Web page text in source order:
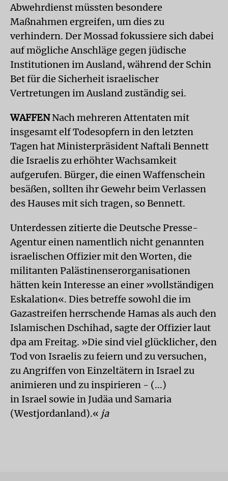
Abwehrdienst müssten besondere
Maßnahmen ergreifen, um dies zu
verhindern. Der Mossad fokussiere sich dabei
auf mögliche Anschläge gegen jüdische
Institutionen im Ausland, während der Schin
Bet für die Sicherheit israelischer
Vertretungen im Ausland zuständig sei.
WAFFENNach mehreren Attentaten mit
insgesamt elf Todesopfern in den letzten
Tagen hat Ministerpräsident Naftali Bennett
die Israelis zu erhöhter Wachsamkeit
aufgerufen. Bürger, die einen Waffenschein
besäßen, sollten ihr Gewehr beim Verlassen
des Hauses mit sich tragen, so Bennett.
Unterdessen zitierte die Deutsche Presse-
Agentur einen namentlich nicht genannten
israelischen Offizier mit den Worten, die
militanten Palästinenserorganisationen
hätten kein Interesse an einer »vollständigen
Eskalation«. Dies betreffe sowohl die im
Gazastreifen herrschende Hamas als auch den
Islamischen Dschihad, sagte der Offizier laut
dpa am Freitag. »Die sind viel glücklicher, den
Tod von Israelis zu feiern und zu versuchen,
zu Angriffen von Einzeltätern in Israel zu
animieren und zu inspirieren - (...)
in Israel sowie in Judäa und Samaria
(Westjordanland).« ja